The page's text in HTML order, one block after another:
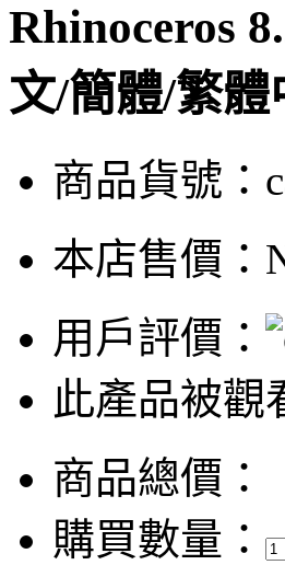
Rhinoceros
文/簡體/繁體
商品貨號：
本店售價：
用戶評價：
此產品被觀
商品總價：
購買數量：